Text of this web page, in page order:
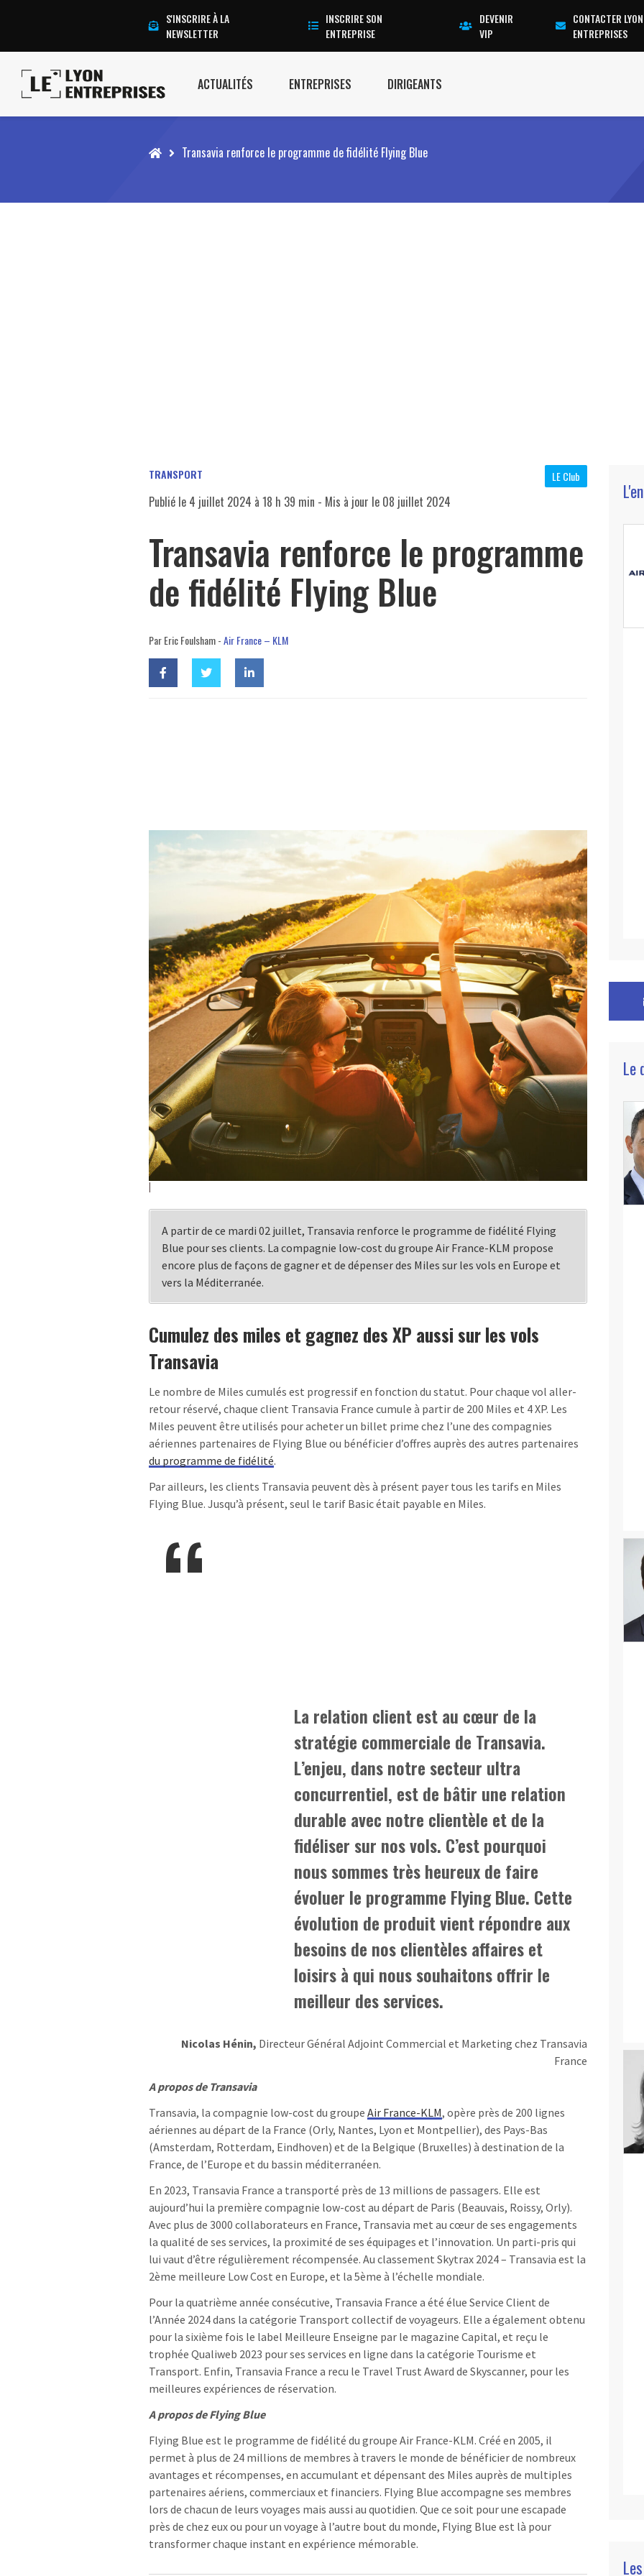
S'INSCRIRE À LA
NEWSLETTER
INSCRIRE SON
ENTREPRISE
DEVENIR
VIP
CONTACTER LYON
ENTREPRISES
ACTUALITÉS ENTREPRISES DIRIGEANTS
Accueil Transavia renforce le programme de fidélité Flying Blue
LE Club
TRANSPORT
Publié le 4 juillet 2024 à 18 h 39 min - Mis à jour le 08 juillet 2024
Transavia renforce le programme
de fidélité Flying Blue
Par Eric Foulsham -Air France – KLM
A partir de ce mardi 02 juillet, Transavia renforce le programme de fidélité Flying
Blue pour ses clients. La compagnie low-cost du groupe Air France-KLM propose
encore plus de façons de gagner et de dépenser des Miles sur les vols en Europe et
vers la Méditerranée.
Cumulez des miles et gagnez des XP aussi sur les vols
Transavia
Le nombre de Miles cumulés est progressif en fonction du statut. Pour chaque vol aller-
retour réservé, chaque client Transavia France cumule à partir de 200 Miles et 4 XP. Les
Miles peuvent être utilisés pour acheter un billet prime chez l’une des compagnies
aériennes partenaires de Flying Blue ou bénéficier d’offres auprès des autres partenaires
du programme de fidélité.
Par ailleurs, les clients Transavia peuvent dès à présent payer tous les tarifs en Miles
Flying Blue. Jusqu’à présent, seul le tarif Basic était payable en Miles.
La relation client est au cœur de la
stratégie commerciale de Transavia.
L’enjeu, dans notre secteur ultra
concurrentiel, est de bâtir une relation
durable avec notre clientèle et de la
fidéliser sur nos vols. C’est pourquoi
nous sommes très heureux de faire
évoluer le programme Flying Blue. Cette
évolution de produit vient répondre aux
besoins de nos clientèles affaires et
loisirs à qui nous souhaitons offrir le
meilleur des services.
Nicolas Hénin, Directeur Général Adjoint Commercial et Marketing chez Transavia
France
A propos de Transavia
Transavia, la compagnie low-cost du groupe Air France-KLM, opère près de 200 lignes
aériennes au départ de la France (Orly, Nantes, Lyon et Montpellier), des Pays-Bas
(Amsterdam, Rotterdam, Eindhoven) et de la Belgique (Bruxelles) à destination de la
France, de l’Europe et du bassin méditerranéen.
En 2023, Transavia France a transporté près de 13 millions de passagers. Elle est
aujourd’hui la première compagnie low-cost au départ de Paris (Beauvais, Roissy, Orly).
Avec plus de 3000 collaborateurs en France, Transavia met au cœur de ses engagements
la qualité de ses services, la proximité de ses équipages et l’innovation. Un parti-pris qui
lui vaut d’être régulièrement récompensée. Au classement Skytrax 2024 – Transavia est la
2ème meilleure Low Cost en Europe, et la 5ème à l’échelle mondiale.
Pour la quatrième année consécutive, Transavia France a été élue Service Client de
l’Année 2024 dans la catégorie Transport collectif de voyageurs. Elle a également obtenu
pour la sixième fois le label Meilleure Enseigne par le magazine Capital, et reçu le
trophée Qualiweb 2023 pour ses services en ligne dans la catégorie Tourisme et
Transport. Enfin, Transavia France a recu le Travel Trust Award de Skyscanner, pour les
meilleures expériences de réservation.
A propos de Flying Blue
Flying Blue est le programme de fidélité du groupe Air France-KLM. Créé en 2005, il
permet à plus de 24 millions de membres à travers le monde de bénéficier de nombreux
avantages et récompenses, en accumulant et dépensant des Miles auprès de multiples
partenaires aériens, commerciaux et financiers. Flying Blue accompagne ses membres
lors de chacun de leurs voyages mais aussi au quotidien. Que ce soit pour une escapade
près de chez eux ou pour un voyage à l’autre bout du monde, Flying Blue est là pour
transformer chaque instant en expérience mémorable.
Le